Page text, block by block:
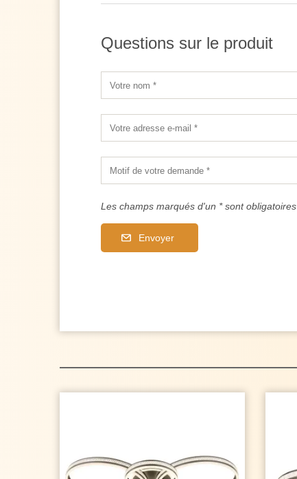
Questions sur le produit
Les champs marqués d'un * sont obligatoires
Envoyer